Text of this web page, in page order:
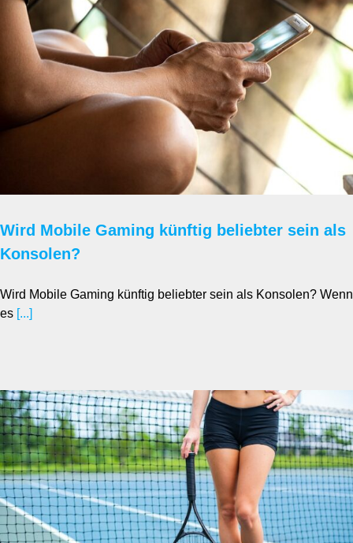
Wird Mobile Gaming künftig beliebter sein als
Konsolen?
Wird Mobile Gaming künftig beliebter sein als Konsolen? Wenn
es [...]